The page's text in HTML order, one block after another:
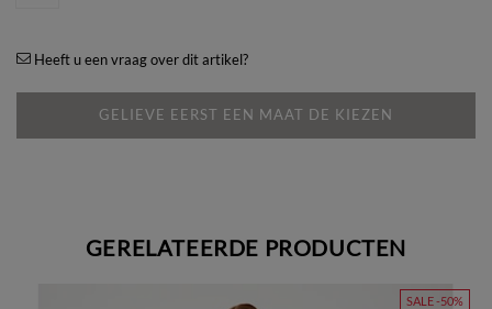
Heeft u een vraag over dit artikel?
GELIEVE EERST EEN MAAT DE KIEZEN
GERELATEERDE PRODUCTEN
SALE -50%